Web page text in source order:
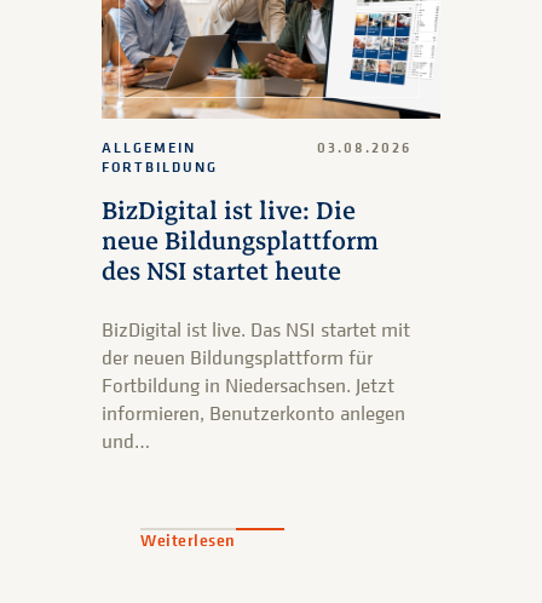
BizDigital ist live: Die
neue Bildungsplattform
des NSI startet heute
ALLGEMEIN
FORTBILDUNG
03.08.2026
BizDigital ist live. Das NSI startet mit
der neuen Bildungsplattform für
Fortbildung in Niedersachsen. Jetzt
informieren, Benutzerkonto anlegen
und…
Weiterlesen